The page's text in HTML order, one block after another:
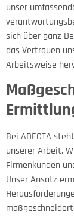
unser
sich über ganz
das Vertrauen
Arbeitsweise
Bei ADECTA
unserer Arbeit.
Firmenkunden
Unser Ansatz